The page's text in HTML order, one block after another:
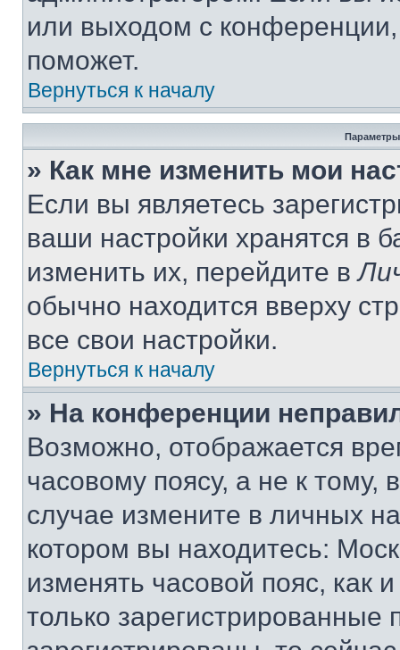
или выходом с
поможет.
Вернуться к началу
Параметры
» Как мне изменить мои
Если вы являетесь
ваши настройки хранятся в
изменить их, перейдите в
обычно находится вверху
все свои настройки.
Вернуться к началу
» На конференции
Возможно, отображается
часовому поясу, а не к тому,
случае измените в личных
котором вы находитесь:
изменять часовой пояс, как
только